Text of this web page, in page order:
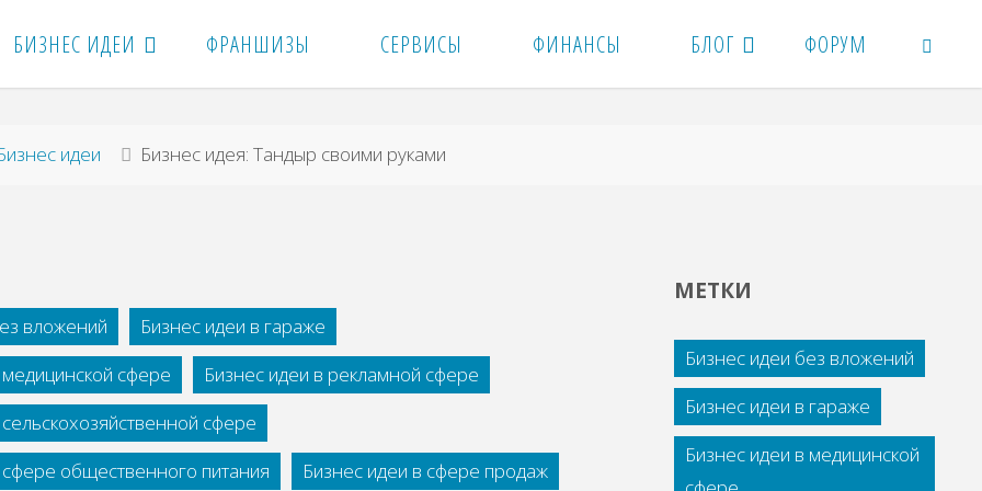
БИЗНЕС ИДЕИ ФРАНШИЗЫ СЕРВИСЫ ФИНАНСЫ БЛОГ ФОРУМ
идеи Бизнес идея: Тандыр своими руками
вложений
Бизнес идеи в гараже
сфере
Бизнес идеи в рекламной сфере
сфере
общественного питания
Бизнес идеи в сфере продаж
МЕТКИ
Бизнес идеи без вложений
Бизнес идеи в гараже
Бизнес идеи в медицинской